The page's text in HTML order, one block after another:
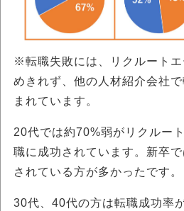
※転職失敗には、リクルート
めきれず、他の人材紹介会社
まれています。
20代では約70%弱がリクルー
職に成功されています。新卒
されている方が多かったです。
30代、40代の方は転職成功率